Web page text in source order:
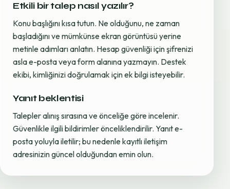
Etkili bir talep nasıl yazılır?
Konu başlığını kısa tutun. Ne olduğunu, ne zaman
başladığını ve mümkünse ekran görüntüsü yerine
metinle adımları anlatın. Hesap güvenliği için şifrenizi
asla e-posta veya form alanına yazmayın. Destek
ekibi, kimliğinizi doğrulamak için ek bilgi isteyebilir.
Yanıt beklentisi
Talepler alınış sırasına ve önceliğe göre incelenir.
Güvenlikle ilgili bildirimler önceliklendirilir. Yanıt e-
posta yoluyla iletilir; bu nedenle kayıtlı iletişim
adresinizin güncel olduğundan emin olun.